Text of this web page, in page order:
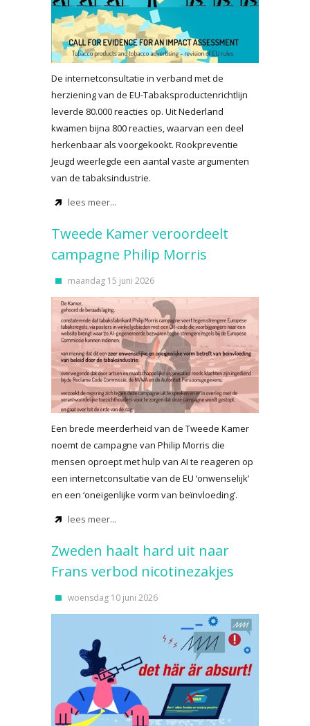
De internetconsultatie in verband met de
herziening van de EU-Tabaksproductenrichtlijn
leverde 80.000 reacties op. Uit Nederland
kwamen bijna 800 reacties, waarvan een deel
herkenbaar als voorgekookt. Rookpreventie
Jeugd weerlegde een aantal vaste argumenten
van de tabaksindustrie.
lees meer...
Tweede Kamer veroordeelt
campagne Philip Morris
maandag 15 juni 2026
Een brede meerderheid van de Tweede Kamer
noemt de campagne van Philip Morris die
mensen oproept met hulp van AI te reageren op
een internetconsultatie van de EU ‘onwenselijk’
en een ‘oneigenlijke vorm van beïnvloeding’.
lees meer...
Zweden haalt hard uit naar
Frans verbod nicotinezakjes
woensdag 10 juni 2026